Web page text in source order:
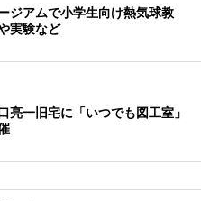
ジアムで小学生向け熱気球教
実験など
亮一旧宅に「いつでも図工室」